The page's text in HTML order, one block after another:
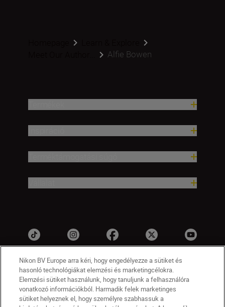
Alfie Bowen
Nikon BV Europe arra kéri, hogy engedélyezze a sütiket és
hasonló technológiákat elemzési és marketingcélokra.
Elemzési sütiket használunk, hogy tanuljunk a felhasználóra
vonatkozó információkból. Harmadik felek marketinges
sütiket helyeznek el, hogy személyre szabhassuk a